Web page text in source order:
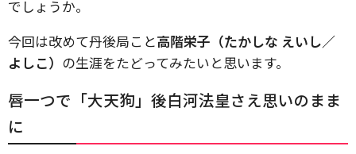
でしょうか。
今回は改めて丹後局こと高階栄子（たかしな えいし／
よしこ） の生涯をたどってみたいと思います。
唇一つで「大天狗」後白河法皇さえ思いのまま
に